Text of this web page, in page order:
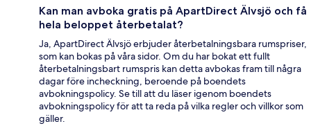
Kan man avboka gratis på ApartDirect Älvsjö och få
hela beloppet återbetalat?
Ja, ApartDirect Älvsjö erbjuder återbetalningsbara rumspriser,
som kan bokas på våra sidor. Om du har bokat ett fullt
återbetalningsbart rumspris kan detta avbokas fram till några
dagar före incheckning, beroende på boendets
avbokningspolicy. Se till att du läser igenom boendets
avbokningspolicy för att ta reda på vilka regler och villkor som
gäller.